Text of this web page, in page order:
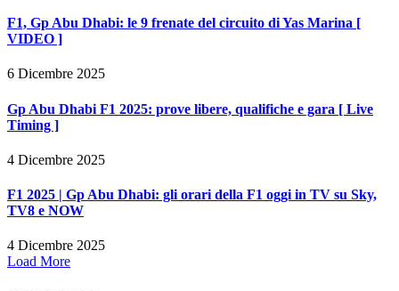
F1, Gp Abu Dhabi: le 9 frenate del circuito di Yas Marina [
VIDEO ]
6 Dicembre 2025
Gp Abu Dhabi F1 2025: prove libere, qualifiche e gara [ Live
Timing ]
4 Dicembre 2025
F1 2025 | Gp Abu Dhabi: gli orari della F1 oggi in TV su Sky,
TV8 e NOW
4 Dicembre 2025
Load More